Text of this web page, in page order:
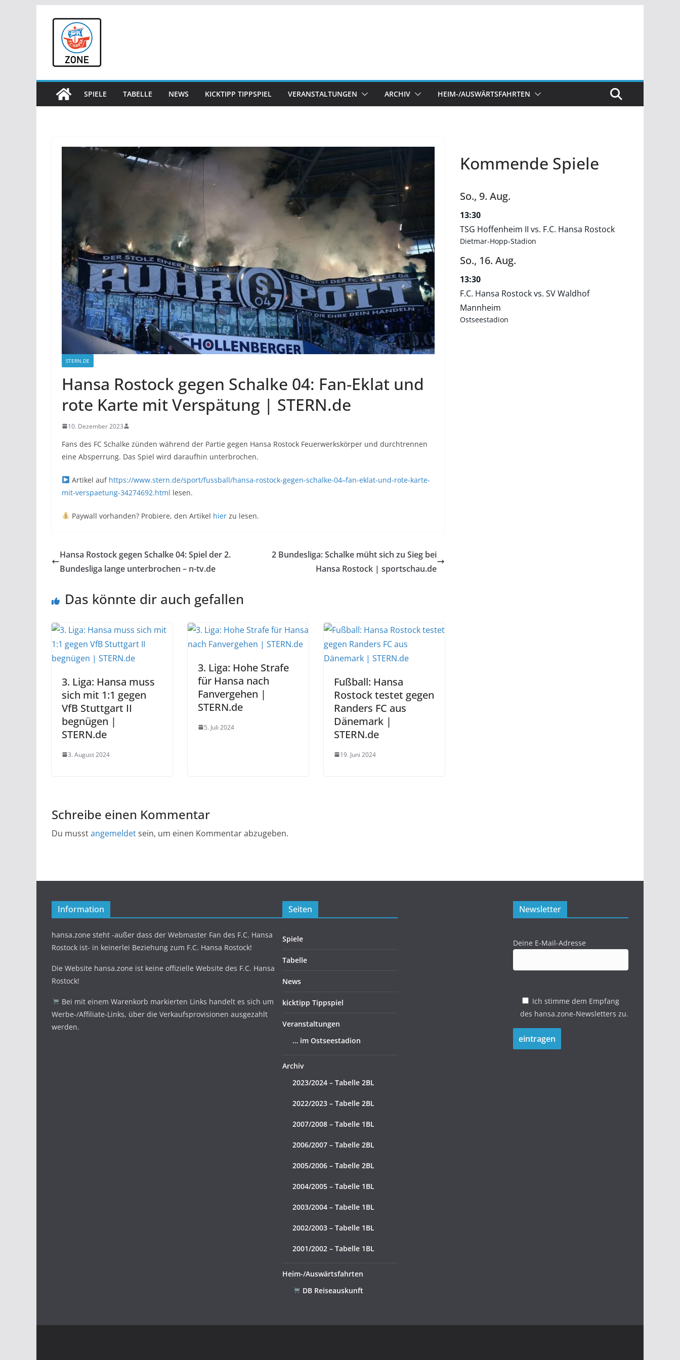
springen
SPIELE TABELLE NEWS KICKTIPP TIPPSPIEL VERANSTALTUNGEN ARCHIV HEIM-/AUSWÄRTSFAHRTEN
STERN.DE
Hansa Rostock gegen Schalke 04: Fan-Eklat und
rote Karte mit Verspätung | STERN.de
10. Dezember 2023
Fans des FC Schalke zünden während der Partie gegen Hansa Rostock Feuerwerkskörper und durchtrennen
eine Absperrung. Das Spiel wird daraufhin unterbrochen.
Artikel auf https://www.stern.de/sport/fussball/hansa-rostock-gegen-schalke-04–fan-eklat-und-rote-karte-
mit-verspaetung-34274692.html lesen.
Paywall vorhanden? Probiere, den Artikel hierzu lesen.
Hansa Rostock gegen Schalke 04: Spiel der 2.
Bundesliga lange unterbrochen – n-tv.de
2 Bundesliga: Schalke müht sich zu Sieg bei
Hansa Rostock | sportschau.de
Das könnte dir auch gefallen
3. Liga: Hansa muss
sich mit 1:1 gegen
VfB Stuttgart II
begnügen |
STERN.de
3. August 2024
3. Liga: Hohe Strafe
für Hansa nach
Fanvergehen |
STERN.de
5. Juli 2024
Fußball: Hansa
Rostock testet gegen
Randers FC aus
Dänemark |
STERN.de
19. Juni 2024
Schreibe einen Kommentar
Du musstangemeldetsein, um einen Kommentar abzugeben.
Kommende Spiele
So., 9. Aug.
13:30
TSG Hoffenheim II vs. F.C. Hansa Rostock
Dietmar-Hopp-Stadion
So., 16. Aug.
13:30
F.C. Hansa Rostock vs. SV Waldhof
Mannheim
Ostseestadion
Information
hansa.zone steht -außer dass der Webmaster Fan des F.C. Hansa
Rostock ist- in keinerlei Beziehung zum F.C. Hansa Rostock!
Die Website hansa.zone ist keine offizielle Website des F.C. Hansa
Rostock!
Bei mit einem Warenkorb markierten Links handelt es sich um
Werbe-/Affiliate-Links, über die Verkaufsprovisionen ausgezahlt
werden.
Seiten
Spiele
Tabelle
News
kicktipp Tippspiel
Veranstaltungen
… im Ostseestadion
Archiv
2023/2024 – Tabelle 2BL
2022/2023 – Tabelle 2BL
2007/2008 – Tabelle 1BL
2006/2007 – Tabelle 2BL
2005/2006 – Tabelle 2BL
2004/2005 – Tabelle 1BL
2003/2004 – Tabelle 1BL
2002/2003 – Tabelle 1BL
2001/2002 – Tabelle 1BL
Heim-/Auswärtsfahrten
DB Reiseauskunft
Newsletter
Deine E-Mail-Adresse
Ich stimme dem Empfang
des hansa.zone-Newsletters zu.